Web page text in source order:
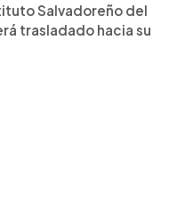
Salvadoreño del
trasladado hacia su